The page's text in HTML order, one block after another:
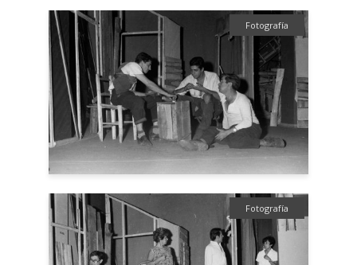
Fotografía
Fotografía